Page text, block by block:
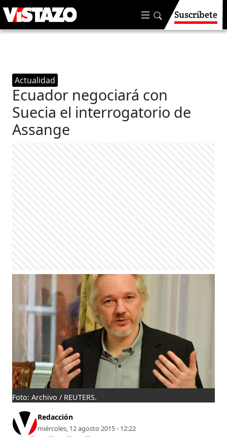
Suscríbete
Actualidad
Ecuador negociará con
Suecia el interrogatorio de
Assange
Foto: Archivo / REUTERS.
Redacción
miércoles, 12 agosto 2015 - 12:22